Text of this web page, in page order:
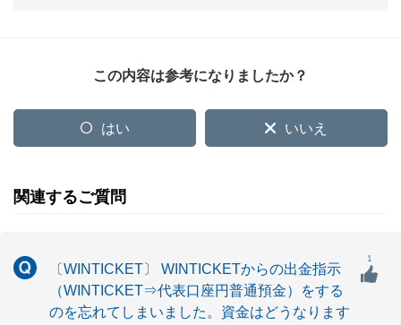
この内容は参考になりましたか？
はい いいえ
関連するご質問
〔WINTICKET〕 WINTICKETからの出金指示
（WINTICKET⇒代表口座円普通預金）をする
のを忘れてしまいました。資金はどうなります
1